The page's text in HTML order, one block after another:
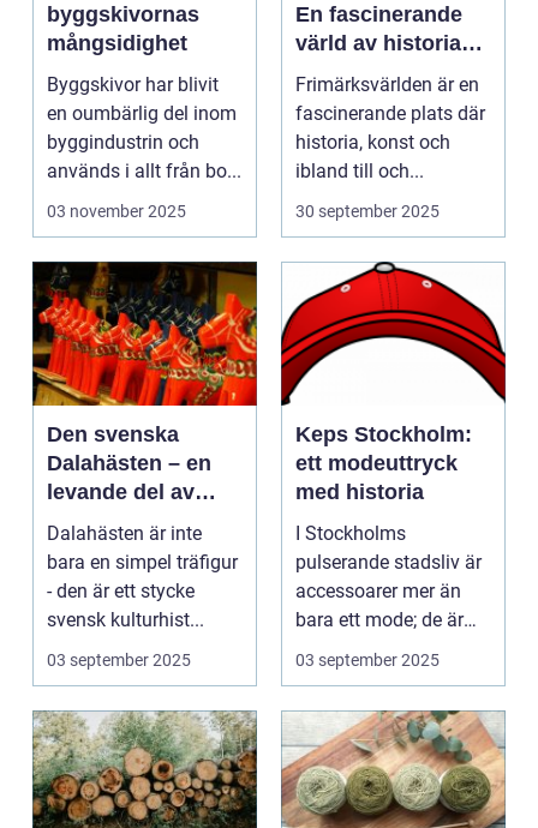
byggskivornas
mångsidighet
Byggskivor har blivit
en oumbärlig del inom
byggindustrin och
används i allt från bo...
03 november 2025
En fascinerande
värld av historia
och samlande
Frimärksvärlden är en
fascinerande plats där
historia, konst och
ibland till och...
30 september 2025
Den svenska
Dalahästen – en
levande del av
Sveriges
kulturhistoria.
Dalahästen är inte
bara en simpel träfigur
- den är ett stycke
svensk kulturhist...
03 september 2025
Keps Stockholm:
ett modeuttryck
med historia
I Stockholms
pulserande stadsliv är
accessoarer mer än
bara ett mode; de är
uttryck f...
03 september 2025